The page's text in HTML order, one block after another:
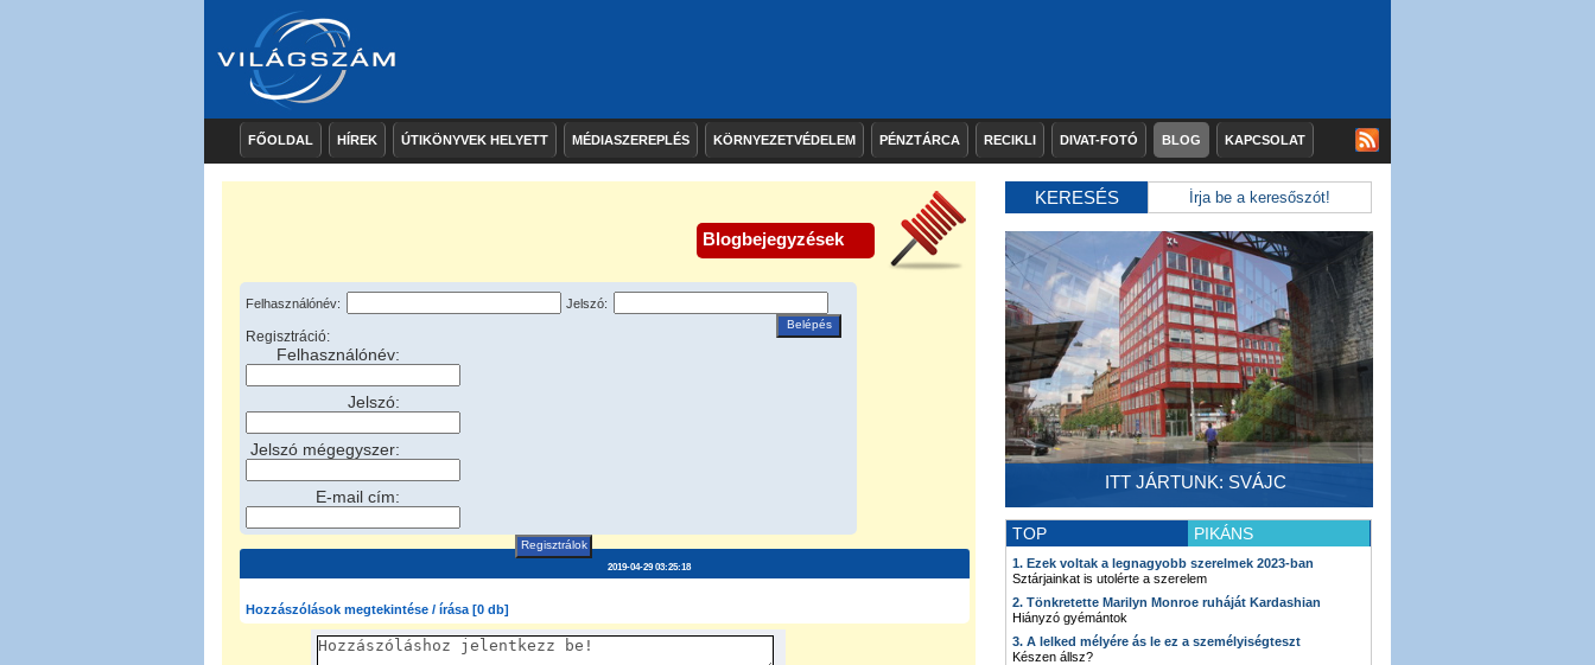
FŐOLDAL HÍREK ÚTIKÖNYVEK HELYETT MÉDIASZEREPLÉS KÖRNYEZETVÉDELEM PÉNZTÁRCA RECIKLI DIVAT-FOTÓ BLOG KAPCSOLAT
Blogbejegyzések
Felhasználónév: Jelszó:
Belépés
Regisztráció:
Felhasználónév:
Jelszó:
Jelszó mégegyszer:
E-mail cím:
Regisztrálok
2019-04-29 03:25:18
Hozzászólások megtekintése / írása [0 db]
KERESÉS
ITT JÁRTUNK: SVÁJC
TOP PIKÁNS
1. Ezek voltak a legnagyobb szerelmek 2023-ban
Sztárjainkat is utolérte a szerelem
2. Tönkretette Marilyn Monroe ruháját Kardashian
Hiányzó gyémántok
3. A lelked mélyére ás le ez a személyiségteszt
Készen állsz?